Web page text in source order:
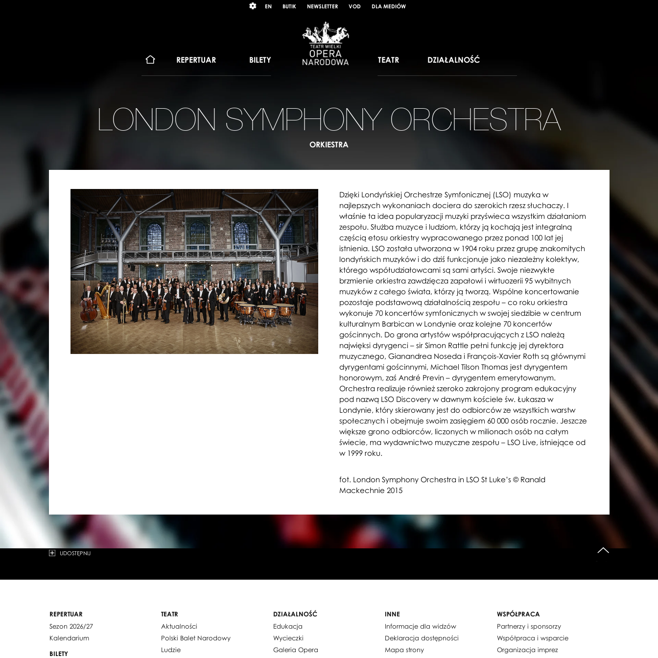
język
EN BUTIK NEWSLETTER VOD DLA MEDIÓW
REPERTUAR BILETY TEATR DZIAŁALNOŚĆ
LONDON SYMPHONY ORCHESTRA
ORKIESTRA
Dzięki Londyńskiej Orchestrze Symfonicznej (LSO) muzyka w
najlepszych wykonaniach dociera do szerokich rzesz słuchaczy. I
właśnie ta idea popularyzacji muzyki przyświeca wszystkim działaniom
zespołu. Służba muzyce i ludziom, którzy ją kochają jest integralną
częścią etosu orkiestry wypracowanego przez ponad 100 lat jej
istnienia. LSO została utworzona w 1904 roku przez grupę znakomitych
londyńskich muzyków i do dziś funkcjonuje jako niezależny kolektyw,
którego współudziałowcami są sami artyści. Swoje niezwykłe
brzmienie orkiestra zawdzięcza zapałowi i wirtuozerii 95 wybitnych
muzyków z całego świata, którzy ją tworzą. Wspólne koncertowanie
pozostaje podstawową działalnością zespołu – co roku orkiestra
wykonuje 70 koncertów symfonicznych w swojej siedzibie w centrum
kulturalnym Barbican w Londynie oraz kolejne 70 koncertów
gościnnych. Do grona artystów współpracujących z LSO należą
najwięksi dyrygenci – sir Simon Rattle pełni funkcję jej dyrektora
muzycznego, Gianandrea Noseda i François-Xavier Roth są głównymi
dyrygentami gościnnymi, Michael Tilson Thomas jest dyrygentem
honorowym, zaś André Previn – dyrygentem emerytowanym.
Orchestra realizuje również szeroko zakrojony program edukacyjny
pod nazwą LSO Discovery w dawnym kościele św. Łukasza w
Londynie, który skierowany jest do odbiorców ze wszystkich warstw
społecznych i obejmuje swoim zasięgiem 60 000 osób rocznie. Jeszcze
większe grono odbiorców, liczonych w milionach osób na całym
świecie, ma wydawnictwo muzyczne zespołu – LSO Live, istniejące od
w 1999 roku.
fot. London Symphony Orchestra in LSO St Luke’s © Ranald
Mackechnie 2015
UDOSTĘPNIJ
do góry
REPERTUAR
Sezon 2026/27
Kalendarium
BILETY
TEATR
Aktualności
Polski Balet Narodowy
Ludzie
DZIAŁALNOŚĆ
Edukacja
Wycieczki
Galeria Opera
INNE
Informacje dla widzów
Deklaracja dostępności
Mapa strony
WSPÓŁPRACA
Partnerzy i sponsorzy
Współpraca i wsparcie
Organizacja imprez